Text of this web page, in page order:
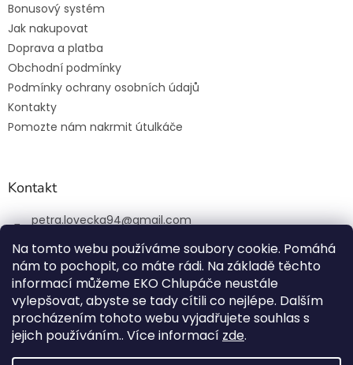
Na tomto webu používáme soubory cookie. Pomáhá
nám to pochopit, co máte rádi. Na základě těchto
informací můžeme EKO Chlupáče neustále
vylepšovat, abyste se tady cítili co nejlépe. Dalším
procházením tohoto webu vyjadřujete souhlas s
jejich používáním.. Více informací zde.
Bonusový systém
Jak nakupovat
Doprava a platba
Obchodní podmínky
Podmínky ochrany osobních údajů
Kontakty
Pomozte nám nakrmit útulkáče
Kontakt
petra.lovecka94@gmail.com
+420 774 131 648
ekochlupac.cz
Vytvořil Shoptet